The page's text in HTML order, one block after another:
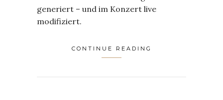
generiert – und im Konzert live
modifiziert.
CONTINUE READING